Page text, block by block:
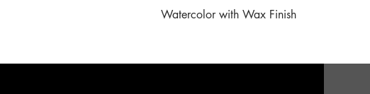
Watercolor with Wax Finish